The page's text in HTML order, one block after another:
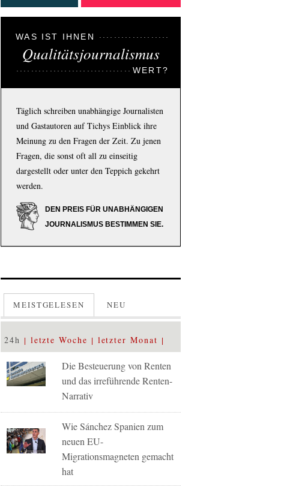
WAS IST IHNEN
Qualitätsjournalismus
WERT?
Täglich schreiben unabhängige Journalisten
und Gastautoren auf Tichys Einblick ihre
Meinung zu den Fragen der Zeit. Zu jenen
Fragen, die sonst oft all zu einseitig
dargestellt oder unter den Teppich gekehrt
werden.
DEN PREIS FÜR UNABHÄNGIGEN
JOURNALISMUS BESTIMMEN SIE.
MEISTGELESEN NEU
24h letzte Woche letzter Monat
Die Besteuerung von Renten
und das irreführende Renten-
Narrativ
Wie Sánchez Spanien zum
neuen EU-
Migrationsmagneten gemacht
hat